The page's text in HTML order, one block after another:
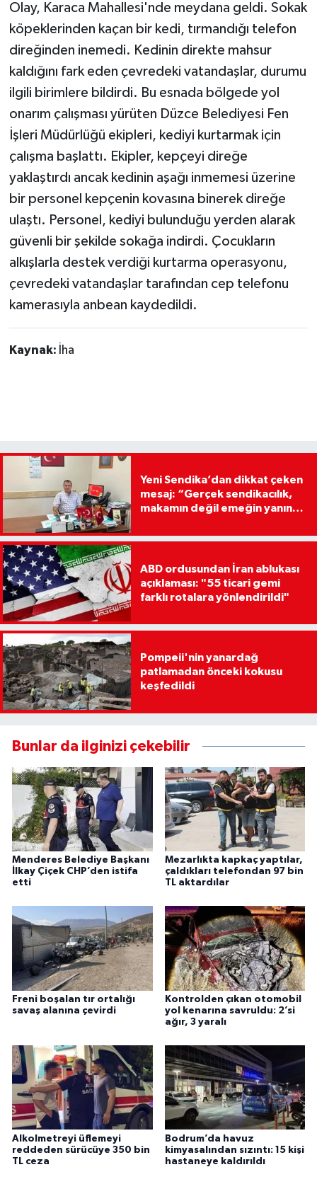
Olay, Karaca Mahallesi'nde meydana geldi. Sokak
köpeklerinden kaçan bir kedi, tırmandığı telefon
direğinden inemedi. Kedinin direkte mahsur
kaldığını fark eden çevredeki vatandaşlar, durumu
ilgili birimlere bildirdi. Bu esnada bölgede yol
onarım çalışması yürüten Düzce Belediyesi Fen
İşleri Müdürlüğü ekipleri, kediyi kurtarmak için
çalışma başlattı. Ekipler, kepçeyi direğe
yaklaştırdı ancak kedinin aşağı inmemesi üzerine
bir personel kepçenin kovasına binerek direğe
ulaştı. Personel, kediyi bulunduğu yerden alarak
güvenli bir şekilde sokağa indirdi. Çocukların
alkışlarla destek verdiği kurtarma operasyonu,
çevredeki vatandaşlar tarafından cep telefonu
kamerasıyla anbean kaydedildi.
Kaynak: İha
Yeni Sendika’dan dikkat çeken
mesaj: “Gerçek sendikacılık,
makamın değil emeğin yanında
ABD ordusundan İran ablukası
açıklaması: "55 ticari gemi
farklı rotalara yönlendirildi"
Pompeii'nin yanardağ
patlamadan önceki kokusu
keşfedildi
Bunlar da ilginizi çekebilir
Menderes Belediye Başkanı
İlkay Çiçek CHP’den istifa
etti
Mezarlıkta kapkaç yaptılar,
çaldıkları telefondan 97 bin
TL aktardılar
Freni boşalan tır ortalığı
savaş alanına çevirdi
Kontrolden çıkan otomobil
yol kenarına savruldu: 2’si
ağır, 3 yaralı
Alkolmetreyi üflemeyi
reddeden sürücüye 350 bin
TL ceza
Bodrum’da havuz
kimyasalından sızıntı: 15 kişi
hastaneye kaldırıldı